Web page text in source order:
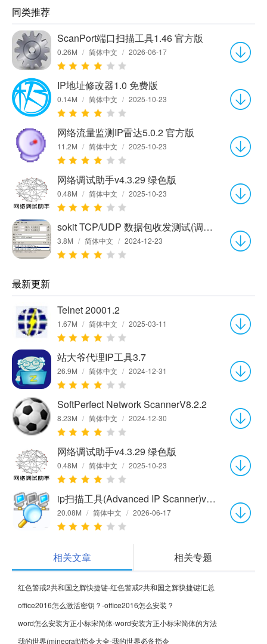
同类推荐
ScanPort端口扫描工具1.46 官方版
0.26M / 简体中文 / 2026-06-17
IP地址修改器1.0 免费版
0.14M / 简体中文 / 2025-10-23
网络流量监测IP雷达5.0.2 官方版
11.2M / 简体中文 / 2025-10-23
网络调试助手v4.3.29 绿色版
0.48M / 简体中文 / 2025-10-23
sokit TCP/UDP 数据包收发测试(调试)工具(Win32)1.3
3.8M / 简体中文 / 2024-12-23
最新更新
Telnet 20001.2
1.67M / 简体中文 / 2025-03-11
站大爷代理IP工具3.7
26.9M / 简体中文 / 2024-12-31
SoftPerfect Network ScannerV8.2.2
8.23M / 简体中文 / 2024-12-30
网络调试助手v4.3.29 绿色版
0.48M / 简体中文 / 2025-10-23
ip扫描工具(Advanced IP Scanner)v2.5.4594.1
20.08M / 简体中文 / 2026-06-17
相关文章 相关专题
红色警戒2共和国之辉快捷键-红色警戒2共和国之辉快捷键汇总
office2016怎么激活密钥？-office2016怎么安装？
word怎么安装方正小标宋简体-word安装方正小标宋简体的方法
我的世界(minecraft)指令大全-我的世界必备指令